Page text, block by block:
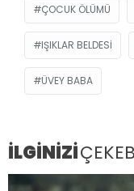
ÇOCUK ÖLÜMÜ
IŞIKLAR BELDESI
ÜVEY BABA
İLGİNİZİ